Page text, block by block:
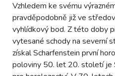
Vzhledem ke svému
pravděpodobně již ve
vyhlídkový bod. Z této doby
vytesané schody na severní
získal Scharfenstein první
poloviny 50. let 20. století je